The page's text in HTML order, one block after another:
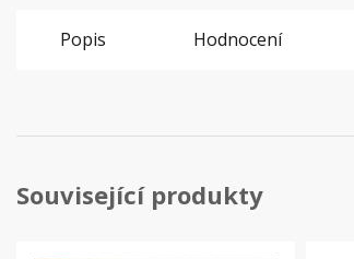
Popis Hodnocení
Související produkty